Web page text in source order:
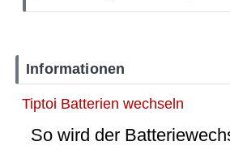
Informationen
Tiptoi Batterien wechseln
So wird der